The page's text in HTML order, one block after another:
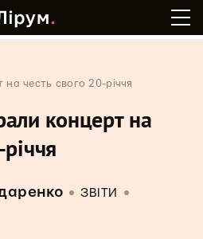
честь свого 20-річчя
концерт на
ЗВІТИ